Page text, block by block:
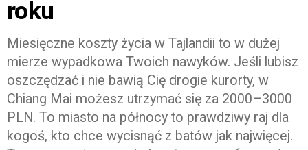
roku
Miesięczne koszty życia w Tajlandii to w dużej
mierze wypadkowa Twoich nawyków. Jeśli lubisz
oszczędzać i nie bawią Cię drogie kurorty, w
Chiang Mai możesz utrzymać się za 2000–3000
PLN. To miasto na północy to prawdziwy raj dla
kogoś, kto chce wycisnąć z batów jak najwięcej.